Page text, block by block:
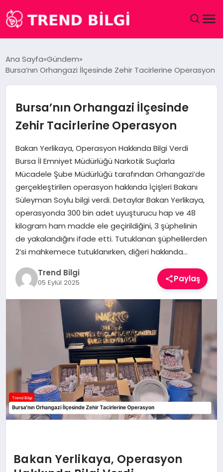
EĞITIM
EKONOMI
MAGAZIN
SAĞLIK
SPOR
TEKNOLOJI
YAŞAM
Ana Sayfa Gündem
Bursa’nın Orhangazi İlçesinde Zehir Tacirlerine Operasyon
Bursa’nın Orhangazi İlçesinde
Zehir Tacirlerine Operasyon
Bakan Yerlikaya, Operasyon Hakkında Bilgi Verdi
Bursa İl Emniyet Müdürlüğü Narkotik Suçlarla
Mücadele Şube Müdürlüğü tarafından Orhangazi’de
gerçekleştirilen operasyon hakkında İçişleri Bakanı
Süleyman Soylu bilgi verdi. Detaylar Bakan Yerlikaya,
operasyonda 300 bin adet uyuşturucu hap ve 48
kilogram ham madde ele geçirildiğini, 3 şüphelinin
de yakalandığını ifade etti. Tutuklanan şüphelilerden
2’si mahkemece tutuklanırken, diğeri hakkında…
Trend Bilgi
05 Eylül 2025 Paylaş
Bakan Yerlikaya, Operasyon